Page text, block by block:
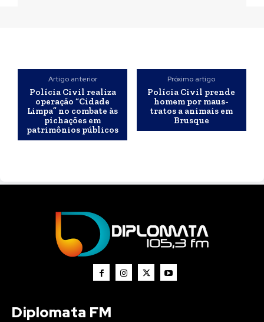
Artigo anterior
Polícia Civil realiza
operação “Cidade
Limpa” no combate às
pichações em
patrimônios públicos
Próximo artigo
Polícia Civil prende
homem por maus-
tratos a animais em
Brusque
Diplomata FM